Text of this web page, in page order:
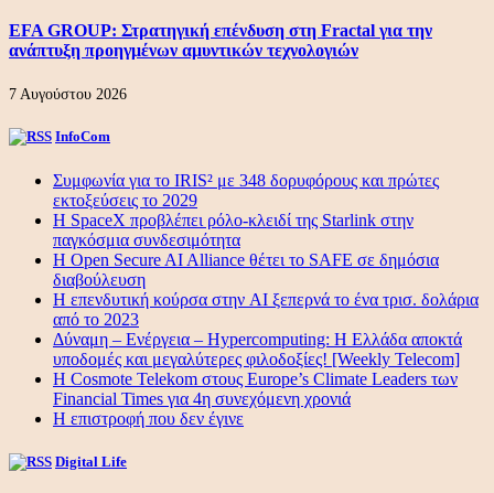
EFA GROUP: Στρατηγική επένδυση στη Fractal για την
ανάπτυξη προηγμένων αμυντικών τεχνολογιών
7 Αυγούστου 2026
InfoCom
Συμφωνία για το IRIS² με 348 δορυφόρους και πρώτες
εκτοξεύσεις το 2029
Η SpaceX προβλέπει ρόλο-κλειδί της Starlink στην
παγκόσμια συνδεσιμότητα
Η Open Secure AI Alliance θέτει το SAFE σε δημόσια
διαβούλευση
Η επενδυτική κούρσα στην AI ξεπερνά το ένα τρισ. δολάρια
από το 2023
Δύναμη – Ενέργεια – Ηypercomputing: Η Ελλάδα αποκτά
υποδομές και μεγαλύτερες φιλοδοξίες! [Weekly Telecom]
Η Cosmote Telekom στους Europe’s Climate Leaders των
Financial Times για 4η συνεχόμενη χρονιά
Η επιστροφή που δεν έγινε
Digital Life